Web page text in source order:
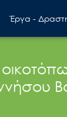
Έργα -